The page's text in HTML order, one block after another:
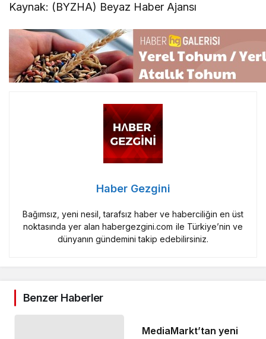
Kaynak: (BYZHA) Beyaz Haber Ajansı
Haber Gezgini
Bağımsız, yeni nesil, tarafsız haber ve haberciliğin en üst
noktasında yer alan habergezgini.com ile Türkiye’nin ve
dünyanın gündemini takip edebilirsiniz.
Benzer Haberler
MediaMarkt’tan yeni